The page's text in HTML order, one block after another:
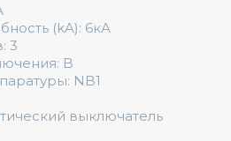
(kA): 6кА
3
B
NB1
выключатель